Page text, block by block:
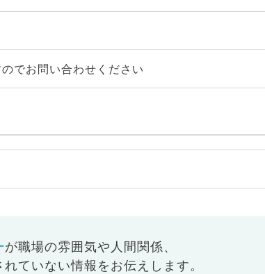
でお問い合わせください
が職場の雰囲気や人間関係、
ていない情報をお伝えします。